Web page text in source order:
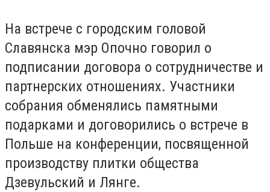
На встрече с городским головой
Славянска мэр Опочно говорил о
подписании договора о сотрудничестве и
партнерских отношениях. Участники
собрания обменялись памятными
подарками и договорились о встрече в
Польше на конференции, посвященной
производству плитки общества
Дзевульский и Лянге.